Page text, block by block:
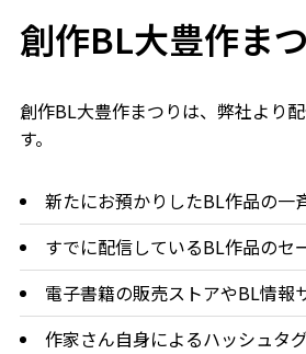
創作BL大豊作ま
創作BL大豊作まつりは、弊社より
す。
新たにお預かりしたBL作品の一
すでに配信しているBL作品のセ
電子書籍の販売ストアやBL情
作家さん自身によるハッシュ